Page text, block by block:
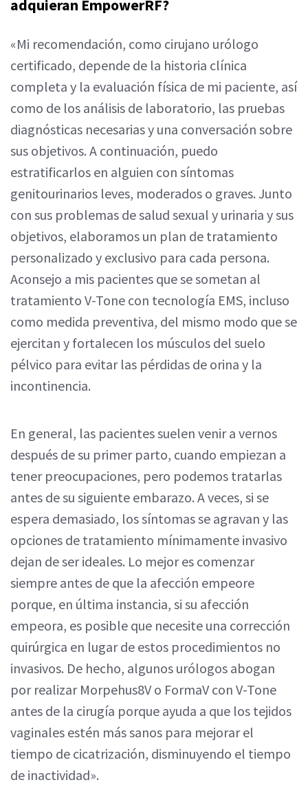
adquieran EmpowerRF?
«Mi recomendación, como cirujano urólogo
certificado, depende de la historia clínica
completa y la evaluación física de mi paciente, así
como de los análisis de laboratorio, las pruebas
diagnósticas necesarias y una conversación sobre
sus objetivos. A continuación, puedo
estratificarlos en alguien con síntomas
genitourinarios leves, moderados o graves. Junto
con sus problemas de salud sexual y urinaria y sus
objetivos, elaboramos un plan de tratamiento
personalizado y exclusivo para cada persona.
Aconsejo a mis pacientes que se sometan al
tratamiento V-Tone con tecnología EMS, incluso
como medida preventiva, del mismo modo que se
ejercitan y fortalecen los músculos del suelo
pélvico para evitar las pérdidas de orina y la
incontinencia.
En general, las pacientes suelen venir a vernos
después de su primer parto, cuando empiezan a
tener preocupaciones, pero podemos tratarlas
antes de su siguiente embarazo. A veces, si se
espera demasiado, los síntomas se agravan y las
opciones de tratamiento mínimamente invasivo
dejan de ser ideales. Lo mejor es comenzar
siempre antes de que la afección empeore
porque, en última instancia, si su afección
empeora, es posible que necesite una corrección
quirúrgica en lugar de estos procedimientos no
invasivos. De hecho, algunos urólogos abogan
por realizar Morpehus8V o FormaV con V-Tone
antes de la cirugía porque ayuda a que los tejidos
vaginales estén más sanos para mejorar el
tiempo de cicatrización, disminuyendo el tiempo
de inactividad».